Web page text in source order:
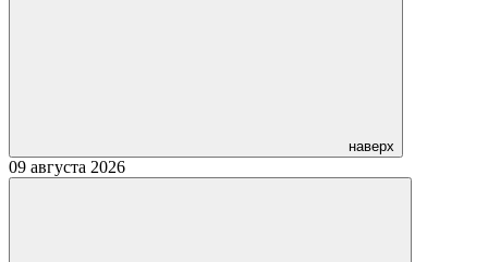
наверх
09 августа 2026